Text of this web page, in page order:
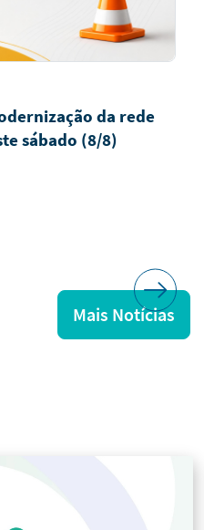
da rede
sábado (8/8)
Mais Notícias